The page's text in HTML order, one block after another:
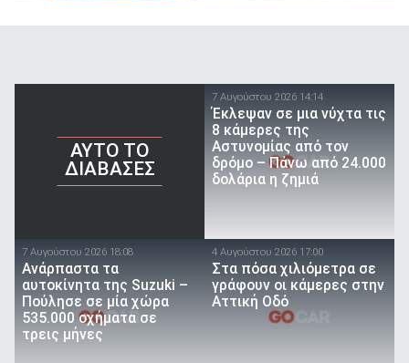
AYTO TO
ΔΙΑΒΑΣΕΣ
7 Αυγούστου 2026 14:14
Έκλεψαν σε μια νύχτα τις
8 κάμερες της
Αστυνομίας από τον
δρόμο – Πάνω από 24.000
δολάρια η ζημιά
7 Αυγούστου 2026 18:08
Ανάρπαστα τα
αυτοκίνητα της Suzuki –
Πούλησε σε μία χώρα
535.000 οχήματα σε
τρεις μήνες
4 Αυγούστου 2026 17:00
Στα πόσα χιλιόμετρα σε
γράφουν οι κάμερες στην
Αττική Οδό